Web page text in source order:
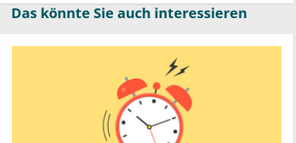
Das könnte Sie auch interessieren